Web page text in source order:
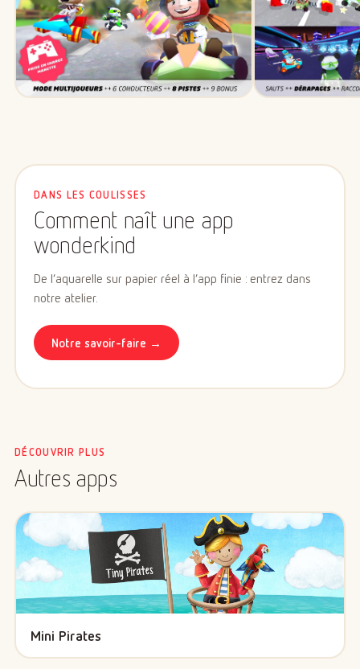
DANS LES COULISSES
Comment naît une app
wonderkind
De l’aquarelle sur papier réel à l’app finie : entrez dans
notre atelier.
Notre savoir-faire →
DÉCOUVRIR PLUS
Autres apps
Mini Pirates